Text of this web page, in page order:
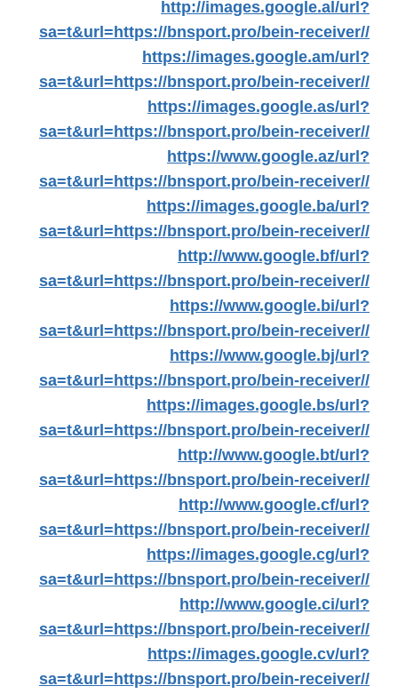
http://images.google.al/url?
sa=t&url=https://bnsport.pro/bein-receiver//
https://images.google.am/url?
sa=t&url=https://bnsport.pro/bein-receiver//
https://images.google.as/url?
sa=t&url=https://bnsport.pro/bein-receiver//
https://www.google.az/url?
sa=t&url=https://bnsport.pro/bein-receiver//
https://images.google.ba/url?
sa=t&url=https://bnsport.pro/bein-receiver//
http://www.google.bf/url?
sa=t&url=https://bnsport.pro/bein-receiver//
https://www.google.bi/url?
sa=t&url=https://bnsport.pro/bein-receiver//
https://www.google.bj/url?
sa=t&url=https://bnsport.pro/bein-receiver//
https://images.google.bs/url?
sa=t&url=https://bnsport.pro/bein-receiver//
http://www.google.bt/url?
sa=t&url=https://bnsport.pro/bein-receiver//
http://www.google.cf/url?
sa=t&url=https://bnsport.pro/bein-receiver//
https://images.google.cg/url?
sa=t&url=https://bnsport.pro/bein-receiver//
http://www.google.ci/url?
sa=t&url=https://bnsport.pro/bein-receiver//
https://images.google.cv/url?
sa=t&url=https://bnsport.pro/bein-receiver//